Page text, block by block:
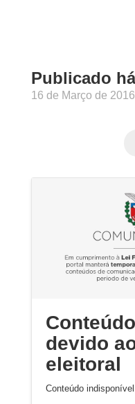
Publicado
16 de Março de 2016
devido
eleitoral
Conteúdo